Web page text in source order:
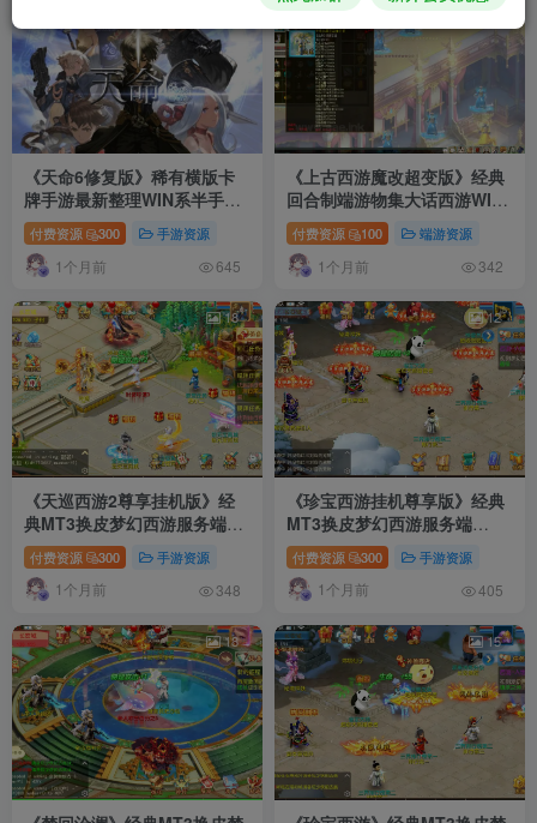
《天命6修复版》稀有横版卡
牌手游最新整理WIN系半手工
服务端+安卓+GM后台+解密工
具+详细搭建教程
付费资源 300 手游资源
1个月前 645
《上古西游魔改超变版》经典
回合制端游物集大话西游WIN
游戏服务端+GM后台+前后端
源码+配套工具+登录器详细教
程
付费资源 100 端游资源
1个月前 342
18
《天巡西游2尊享挂机版》经
典MT3换皮梦幻西游服务端
+Linux手工服务端+安卓苹果
双端+GM后台+全套源码+详细
搭建教程
付费资源 300 手游资源
1个月前 348
12
《珍宝西游挂机尊享版》经典
MT3换皮梦幻西游服务端
+Linux手工服务端+安卓苹果
双端+GM后台+全套源码+详细
搭建教程
付费资源 300 手游资源
1个月前 405
18 15